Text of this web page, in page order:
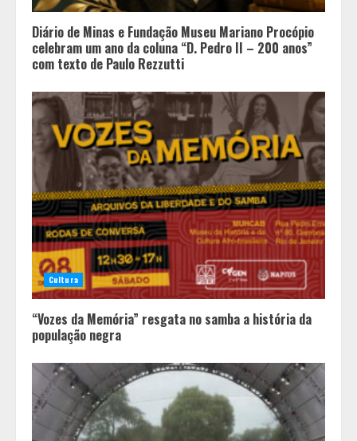
Diário de Minas e Fundação Museu Mariano Procópio
celebram um ano da coluna “D. Pedro II – 200 anos”
com texto de Paulo Rezzutti
Cultura
“Vozes da Memória” resgata no samba a história da
população negra